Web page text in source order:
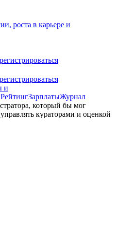
роста в карьере и
и
РейтингЗарплатыЖурнал
который бы мог
кураторами и оценкой